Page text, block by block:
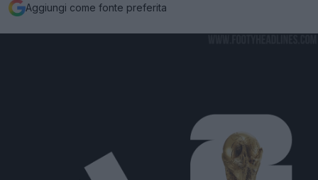
Aggiungi come fonte preferita